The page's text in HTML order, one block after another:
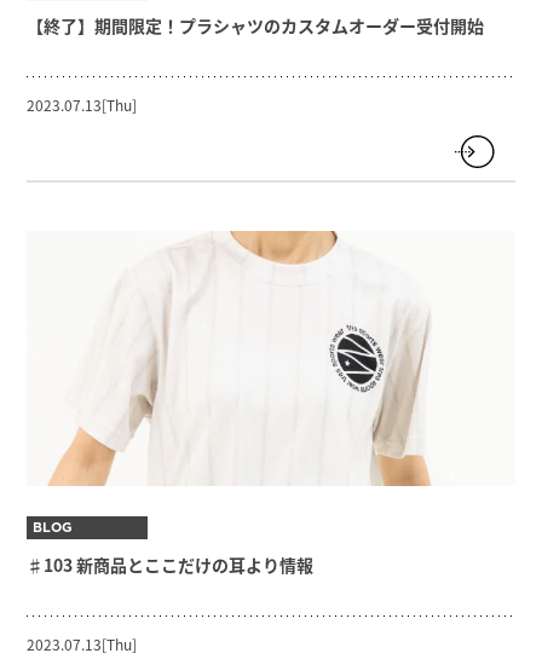
【終了】期間限定！プラシャツのカスタムオーダー受付開始
2023.07.13[Thu]
BLOG
♯103 新商品とここだけの耳より情報
2023.07.13[Thu]